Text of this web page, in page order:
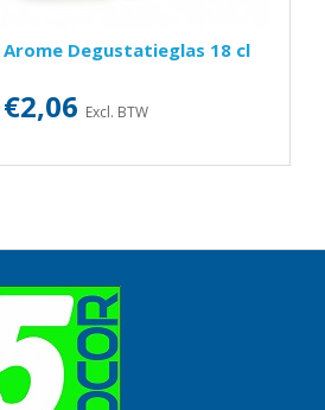
Arome Degustatieglas 18 cl
€2,06 Excl. BTW